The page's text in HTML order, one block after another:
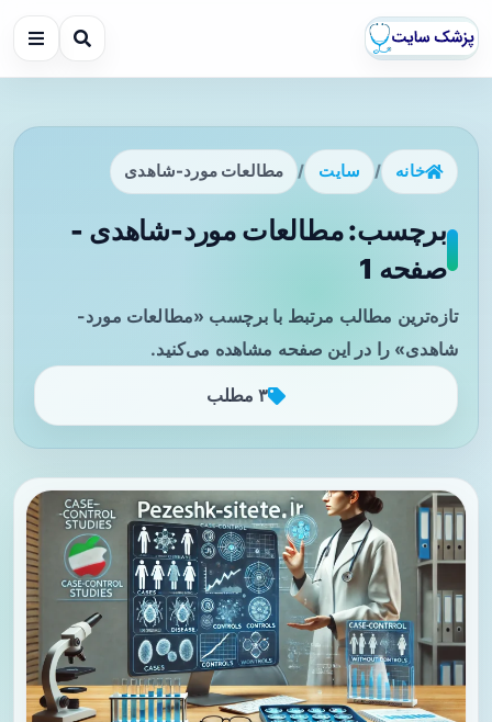
خانه / سایت / مطالعات مورد-شاهدی
برچسب: مطالعات مورد-شاهدی -
صفحه 1
تازه‌ترین مطالب مرتبط با برچسب «مطالعات مورد-
شاهدی» را در این صفحه مشاهده می‌کنید.
۳ مطلب